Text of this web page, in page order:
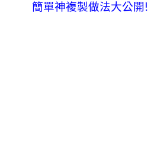
簡單神複製做法大公開!